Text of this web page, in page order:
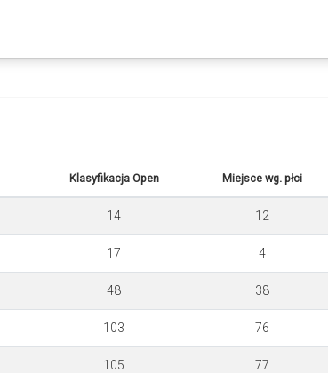
Klasyfikacja Open Miejsce wg. płci
14 12
17 4
48 38
103 76
105 77